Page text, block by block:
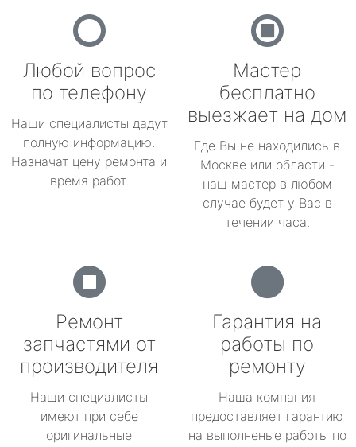
Любой вопрос
по телефону
Наши специалисты дадут
полную информацию.
Назначат цену ремонта и
время работ.
Мастер
бесплатно
выезжает на дом
Где Вы не находились в
Москве или области -
наш мастер в любом
случае будет у Вас в
течении часа.
Ремонт
запчастями от
производителя
Наши специалисты
имеют при себе
оригинальные
Гарантия на
работы по
ремонту
Наша компания
предоставляет гарантию
на выполненые работы по